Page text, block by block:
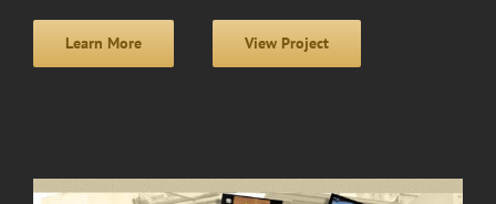
Learn More View Project